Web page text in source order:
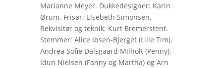
Marianne Meyer. Dukkedesigner: Karin
Ørum. Frisør: Elsebeth Simonsen.
Rekvisitør og teknik: Kurt Bremerstent.
Stemmer: Alice Ibsen-Bjerget (Lille Tim),
Andrea Sofie Dalsgaard Milholt (Penny),
Idun Nielsen (Fanny og Martha) og Arn